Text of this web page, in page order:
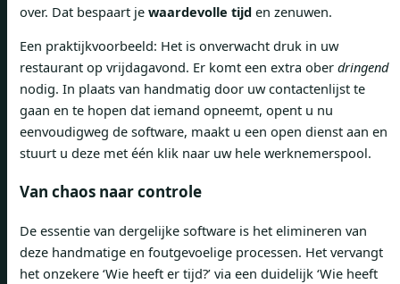
over. Dat bespaart je waardevolle tijd en zenuwen.
Een praktijkvoorbeeld: Het is onverwacht druk in uw
restaurant op vrijdagavond. Er komt een extra ober dringend
nodig. In plaats van handmatig door uw contactenlijst te
gaan en te hopen dat iemand opneemt, opent u nu
eenvoudigweg de software, maakt u een open dienst aan en
stuurt u deze met één klik naar uw hele werknemerspool.
Van chaos naar controle
De essentie van dergelijke software is het elimineren van
deze handmatige en foutgevoelige processen. Het vervangt
het onzekere ‘Wie heeft er tijd?’ via een duidelijk ‘Wie heeft